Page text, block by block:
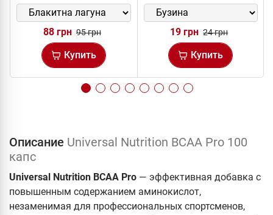
88 грн 95 грн
Купить
19 грн 24 грн
Купить
Описание Universal Nutrition BCAA Pro 100
капс
Universal Nutrition BCAA Pro — эффективная добавка с
повышенным содержанием аминокислот,
незаменимая для профессиональных спортсменов,